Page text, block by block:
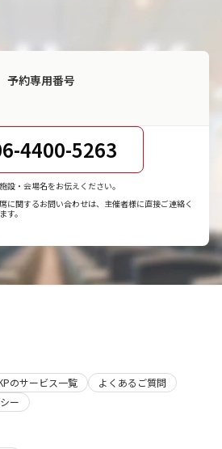
予約専用番号
4400-5263
設・会場名をお伝えください。
に関するお問い合わせは、主催者様に直接ご連絡く
す。
のサービス一覧
よくあるご質問
ー